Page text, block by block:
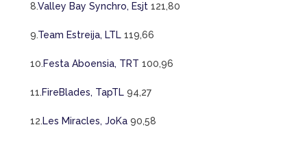
8.Valley Bay Synchro, Esjt 121,80
9.Team Estreija, LTL 119,66
10.Festa Aboensia, TRT 100,96
11.FireBlades, TapTL 94,27
12.Les Miracles, JoKa 90,58